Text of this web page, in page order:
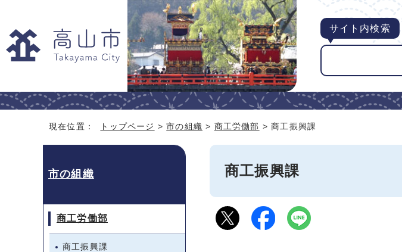
サイト内検索
現在位置： トップページ >市の組織 > 商工労働部 > 商工振興課
商工振興課
市の組織
商工労働部
商工振興課